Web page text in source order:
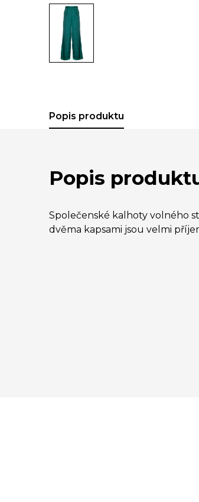
Popis produktu
Popis
Společenské kalhoty volného
dvěma kapsami jsou velmi